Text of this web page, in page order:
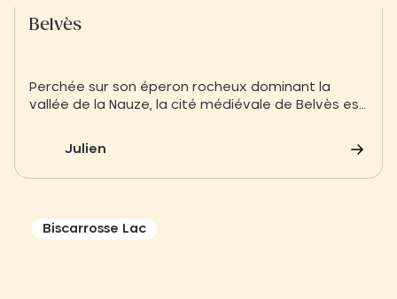
Belvès
Perchée sur son éperon rocheux dominant la
vallée de la Nauze, la cité médiévale de Belvès est
notre domaine de Saint-Cybranet. Entre ses sept
plongez au cœur de l’histoire du Périgord Noir.
Julien
Biscarrosse Lac